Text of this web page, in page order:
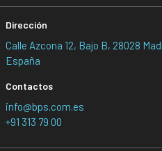
Dirección
Calle Azcona 12, Bajo B, 28028
España
Contactos
info@bps.com.es
+91 313 79 00